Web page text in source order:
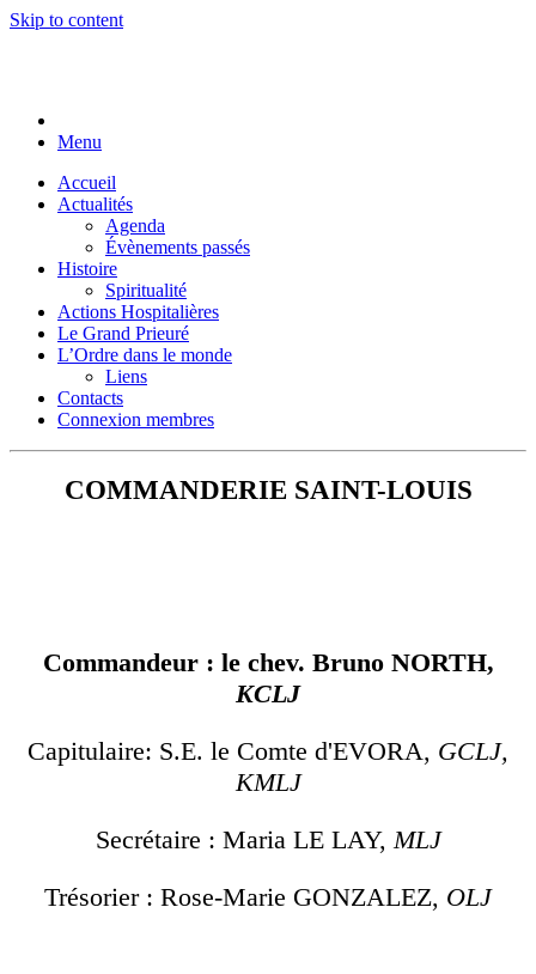
Skip to content
Menu
Accueil
Actualités
Agenda
Évènements passés
Histoire
Spiritualité
Actions Hospitalières
Le Grand Prieuré
L’Ordre dans le monde
Liens
Contacts
Connexion membres
COMMANDERIE SAINT-LOUIS
Commandeur : le chev. Bruno NORTH,
KCLJ
Capitulaire: S.E. le Comte d'EVORA, GCLJ,
KMLJ
Secrétaire : Maria LE LAY,MLJ
Trésorier : Rose-Marie GONZALEZ, OLJ